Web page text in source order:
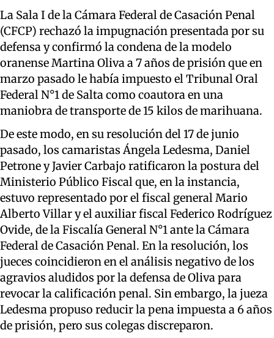
La Sala I de la Cámara Federal de Casación Penal
(CFCP) rechazó la impugnación presentada por su
defensa y confirmó la condena de la modelo
oranense Martina Oliva a 7 años de prisión que en
marzo pasado le había impuesto el Tribunal Oral
Federal N°1 de Salta como coautora en una
maniobra de transporte de 15 kilos de marihuana.
De este modo, en su resolución del 17 de junio
pasado, los camaristas Ángela Ledesma, Daniel
Petrone y Javier Carbajo ratificaron la postura del
Ministerio Público Fiscal que, en la instancia,
estuvo representado por el fiscal general Mario
Alberto Villar y el auxiliar fiscal Federico Rodríguez
Ovide, de la Fiscalía General N°1 ante la Cámara
Federal de Casación Penal. En la resolución, los
jueces coincidieron en el análisis negativo de los
agravios aludidos por la defensa de Oliva para
revocar la calificación penal. Sin embargo, la jueza
Ledesma propuso reducir la pena impuesta a 6 años
de prisión, pero sus colegas discreparon.